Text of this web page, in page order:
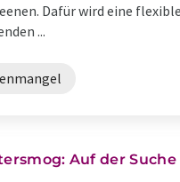
Dafür wird eine
...
Auf der